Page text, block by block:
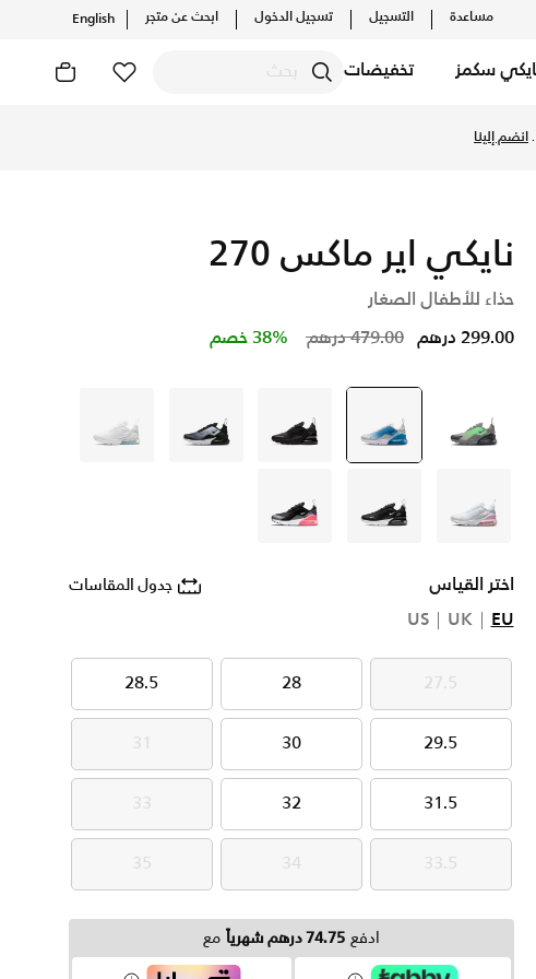
مساعدة التسجيل تسجيل الدخول ابحث عن متجر English
سكمز تخفيضات
انضم إلينا
نايكي اير ماكس 270
حذاء للأطفال الصغار
Price reduced from
479.00 درهم to 299.00 درهم 38% خصم
أسود selected
أبيض أسود أسود أبيض
أبيض أسود أسود
اختر القياس جدول المقاسات
EU
UK
US
27.5
27.5
28
28
28.5
28.5
29.5
29.5
30
30
31
31
31.5
31.5
32
32
33
33
33.5
33.5
34
34
35
35
ادفع 74.75 درهم شهرياً مع